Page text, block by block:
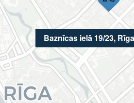
Baznīcas ielā 19/23,